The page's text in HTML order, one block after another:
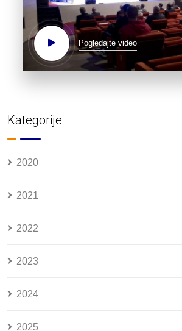
Pogledajte video
Kategorije
2020
2021
2022
2023
2024
2025